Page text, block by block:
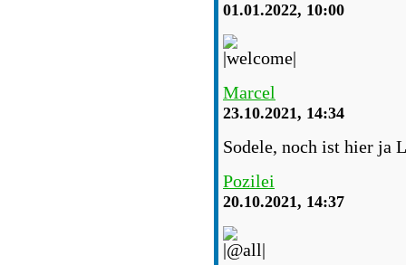
01.01.2022, 10:00
Marcel
23.10.2021, 14:34
Sodele, noch ist hier ja
Pozilei
20.10.2021, 14:37